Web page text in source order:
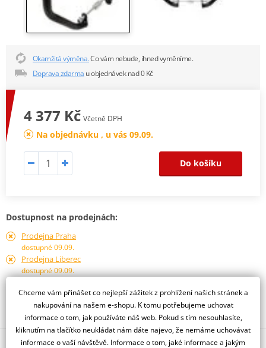
Okamžitá výměna.Co vám nebude, ihned vyměníme.
Doprava zdarma u objednávek nad 0 Kč
4 377 Kč Včetně DPH
Na objednávku , u vás 09.09.
Do košíku
Dostupnost na prodejnách:
Prodejna Praha
dostupné 09.09.
Prodejna Liberec
dostupné 09.09.
Obraťte se na specialistu
Popis a parametry
Chceme vám přinášet co nejlepší zážitek z prohlížení našich stránek a
nakupování na našem e-shopu. K tomu potřebujeme uchovat
informace o tom, jak používáte náš web. Pokud s tím nesouhlasíte,
kliknutím na tlačítko neukládat nám dáte najevo, že nemáme uchovávat
informace o vaší návštěvě. Informace o tom, jaké informace a jakým